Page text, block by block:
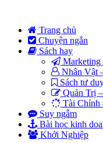
Trang chủ
Chuyện ngắn
Sách hay
Marketing
Nhân Vật
Sách tư
Quản Trị
Tài Chính
Suy ngẫm
Bài học kinh
Khởi Nghiệp